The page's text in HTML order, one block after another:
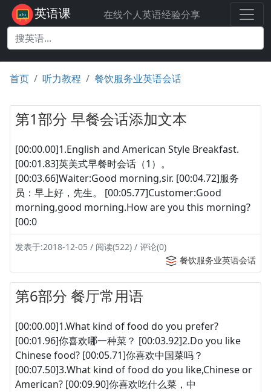
英语课 在线个人英语经验分享
首页 听力教程 餐饮服务业英语会话
第1部分 早餐会话添加文本
[00:00.00]1.English and American Style Breakfast.
[00:01.83]英美式早餐时会话（1）。
[00:03.66]Waiter:Good morning,sir. [00:04.72]服务
员：早上好，先生。 [00:05.77]Customer:Good
morning,good morning.How are you this morning?
[00:0
发表于:2018-12-05 / 阅读(522) / 评论(0)
餐饮服务业英语会话
第6部分 餐厅常用语
[00:00.00]1.What kind of food do you prefer?
[00:01.96]你喜欢哪一种菜？ [00:03.92]2.Do you like
Chinese food? [00:05.71]你喜欢中国菜吗？
[00:07.50]3.What kind of food do you like,Chinese or
American? [00:09.90]你喜欢吃什么菜，中